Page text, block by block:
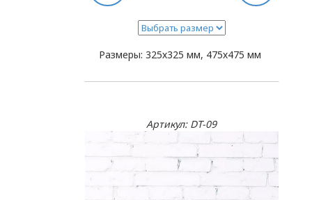
Размеры: 325х325 мм, 475х475 мм
Артикул: DT-09